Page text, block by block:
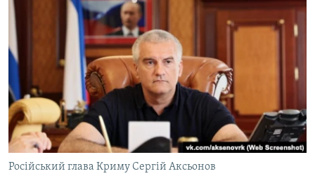
СПЕЦПРОЕКТИ
ДЕПОРТАЦІЯ
ВІДЕОУРОКИ «ELIFBE»
СВІДЧЕННЯ ОКУПАЦІЇ
УКРАЇНСЬКА ПРОБЛЕМА КРИМУ
ІНФОГРАФІКА
ЯК ОБІЙТИ БЛОКУВАННЯ
Русский
Qırımtatar
ДОЛУЧАЙСЯ!
Російський глава Криму Сергій Аксьонов